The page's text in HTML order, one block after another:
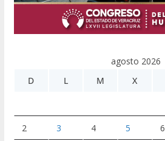
agosto 2026
D
L M X
2 3 4 5 6